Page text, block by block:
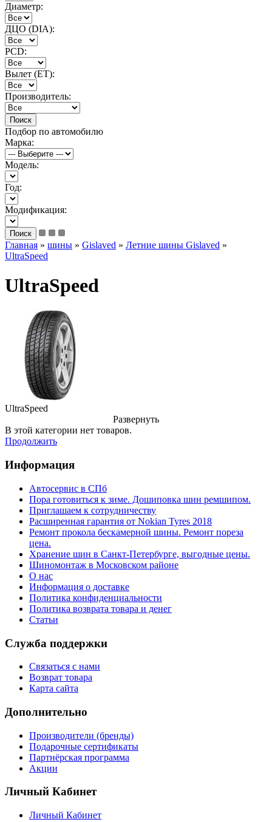
Диаметр:
ДЦО (DIA):
PCD:
Вылет (ET):
Производитель:
Подбор по автомобилю
Марка:
Модель:
Год:
Модификация:
Главная » шины » Gislaved » Летние шины Gislaved »
UltraSpeed
UltraSpeed
UltraSpeed
Развернуть
В этой категории нет товаров.
Продолжить
Информация
Автосервис в СПб
Пора готовиться к зиме. Дошиповка шин ремшипом.
Приглашаем к сотрудничеству
Расширенная гарантия от Nokian Tyres 2018
Ремонт прокола бескамерной шины. Ремонт пореза
цена.
Хранение шин в Санкт-Петербурге, выгодные цены.
Шиномонтаж в Московском районе
О нас
Информация о доставке
Политика конфиденциальности
Политика возврата товара и денег
Статьи
Служба поддержки
Связаться с нами
Возврат товара
Карта сайта
Дополнительно
Производители (бренды)
Подарочные сертификаты
Партнёрская программа
Акции
Личный Кабинет
Личный Кабинет